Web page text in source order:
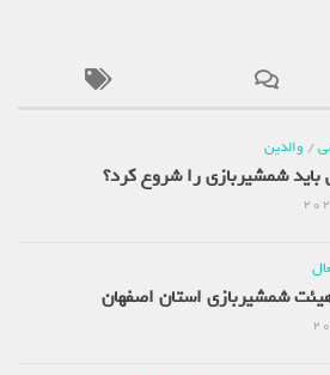
والدین
شمشیربازی را شروع کرد؟
شمشیربازی استان اصفهان